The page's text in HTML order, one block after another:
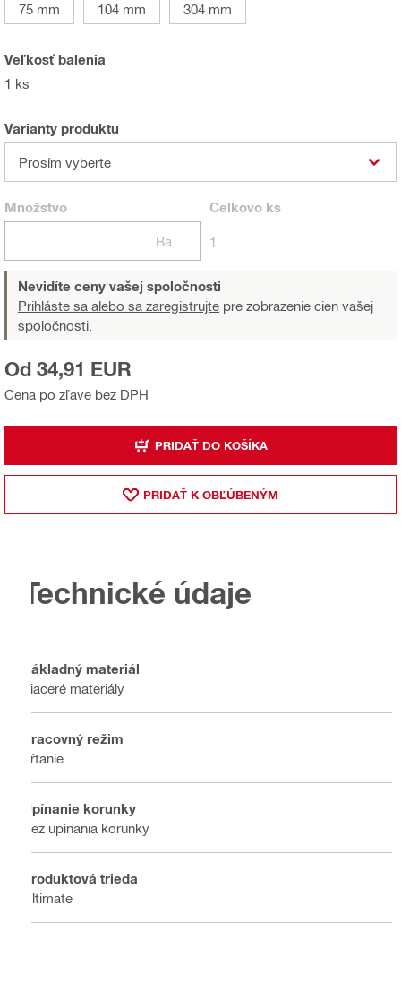
75 mm
104 mm 304 mm
Veľkosť balenia
1 ks
Varianty produktu
Prosím vyberte
Množstvo Celkovo ks
1
Nevidíte ceny vašej spoločnosti
Prihláste sa alebo sa zaregistrujte pre zobrazenie cien vašej
spoločnosti.
Cena po zľave bez DPH
Od 34,91 EUR
PRIDAŤ DO KOŠÍKA
PRIDAŤ K OBĽÚBENÝM
Technické údaje
Základný materiál
Viaceré materiály
Pracovný režim
Vŕtanie
Upínanie korunky
Bez upínania korunky
Produktová trieda
Ultimate